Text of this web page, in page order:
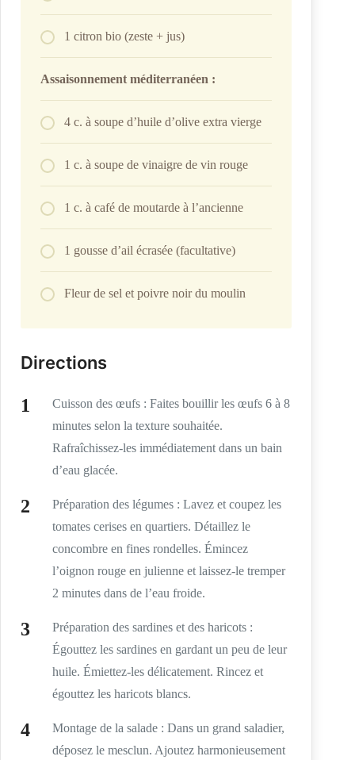
1 citron bio (zeste + jus)
Assaisonnement méditerranéen :
4 c. à soupe d’huile d’olive extra vierge
1 c. à soupe de vinaigre de vin rouge
1 c. à café de moutarde à l’ancienne
1 gousse d’ail écrasée (facultative)
Fleur de sel et poivre noir du moulin
Directions
Cuisson des œufs : Faites bouillir les œufs 6 à 8
minutes selon la texture souhaitée.
Rafraîchissez-les immédiatement dans un bain
d’eau glacée.
Préparation des légumes : Lavez et coupez les
tomates cerises en quartiers. Détaillez le
concombre en fines rondelles. Émincez
l’oignon rouge en julienne et laissez-le tremper
2 minutes dans de l’eau froide.
Préparation des sardines et des haricots :
Égouttez les sardines en gardant un peu de leur
huile. Émiettez-les délicatement. Rincez et
égouttez les haricots blancs.
Montage de la salade : Dans un grand saladier,
déposez le mesclun. Ajoutez harmonieusement